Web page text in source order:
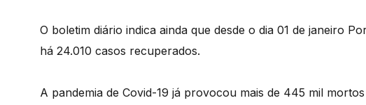
O boletim diário indica ainda que desde o dia 01 de janeiro
há 24.010 casos recuperados.
A pandemia de Covid-19 já provocou mais de 445 mil